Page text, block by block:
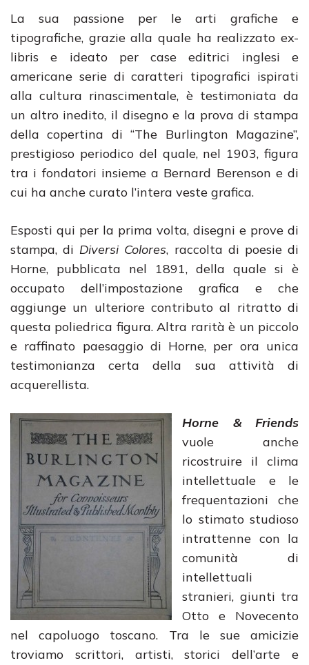
La sua passione per le arti grafiche e
tipografiche, grazie alla quale ha realizzato ex-
libris e ideato per case editrici inglesi e
americane serie di caratteri tipografici ispirati
alla cultura rinascimentale, è testimoniata da
un altro inedito, il disegno e la prova di stampa
della copertina di “The Burlington Magazine”,
prestigioso periodico del quale, nel 1903, figura
tra i fondatori insieme a Bernard Berenson e di
cui ha anche curato l’intera veste grafica.
Esposti qui per la prima volta, disegni e prove di
stampa, di Diversi Colores, raccolta di poesie di
Horne, pubblicata nel 1891, della quale si è
occupato dell’impostazione grafica e che
aggiunge un ulteriore contributo al ritratto di
questa poliedrica figura. Altra rarità è un piccolo
e raffinato paesaggio di Horne, per ora unica
testimonianza certa della sua attività di
acquerellista.
Horne & Friends
vuole anche
ricostruire il clima
intellettuale e le
frequentazioni che
lo stimato studioso
intrattenne con la
comunità di
intellettuali
stranieri, giunti tra
Otto e Novecento
nel capoluogo toscano. Tra le sue amicizie
troviamo scrittori, artisti, storici dell’arte e